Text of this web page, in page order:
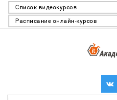
Список видеокурсов
Расписание онлайн-курсов